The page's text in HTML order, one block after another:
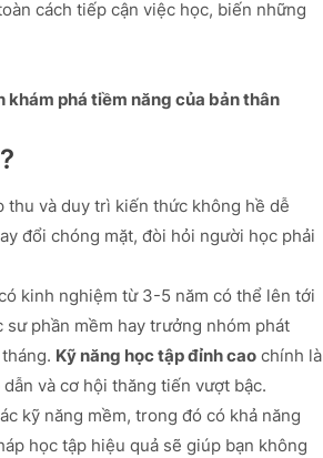
cách tiếp cận việc học, biến những
phá tiềm năng của bản thân
thu và duy trì kiến thức không hề dễ
đổi chóng mặt, đòi hỏi người học phải
kinh nghiệm từ 3-5 năm có thể lên tới
phần mềm hay trưởng nhóm phát
Kỹ năng học tập đỉnh cao chính là
và cơ hội thăng tiến vượt bậc.
kỹ năng mềm, trong đó có khả năng
học tập hiệu quả sẽ giúp bạn không